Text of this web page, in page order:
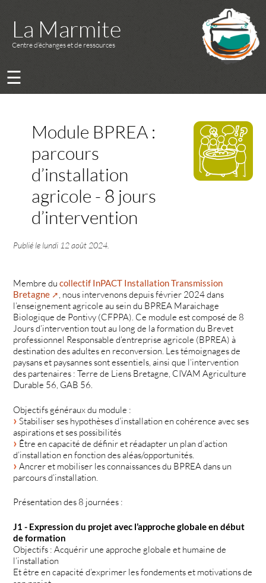
La Marmite
Centre d’échanges et de ressources
☰
Module BPREA :
parcours
d’installation
agricole - 8 jours
d’intervention
Publié le lundi 12 août 2024
Membre ducollectif InPACT Installation Transmission
Bretagne
, nous intervenons depuis février 2024 dans
l’enseignement agricole au sein du BPREA Maraichage
Biologique de Pontivy (CFPPA). Ce module est composé de 8
Jours d’intervention tout au long de la formation du Brevet
professionnel Responsable d’entreprise agricole (BPREA) à
destination des adultes en reconversion. Les témoignages de
paysans et paysannes sont essentiels, ainsi que l’intervention
des partenaires : Terre de Liens Bretagne, CIVAM Agriculture
Durable 56, GAB 56.
Objectifs généraux du module :
Stabiliser ses hypothèses d’installation en cohérence avec ses
aspirations et ses possibilités
Être en capacité de définir et réadapter un plan d’action
d’installation en fonction des aléas/opportunités.
Ancrer et mobiliser les connaissances du BPREA dans un
parcours d’installation.
Présentation des 8 journées :
J1 - Expression du projet avec l’approche globale en début
de formation
Objectifs : Acquérir une approche globale et humaine de
l’installation
Et être en capacité d’exprimer les fondements et motivations de